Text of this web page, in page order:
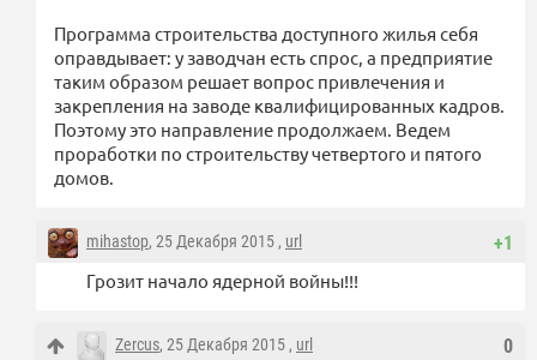
Программа строительства доступного жилья себя
оправдывает: у заводчан есть спрос, а предприятие
таким образом решает вопрос привлечения и
закрепления на заводе квалифицированных кадров.
Поэтому это направление продолжаем. Ведем
проработки по строительству четвертого и пятого
домов.
+1
mihastop, 25 Декабря 2015 , url
Грозит начало ядерной войны!!!
0
Zercus, 25 Декабря 2015 , url